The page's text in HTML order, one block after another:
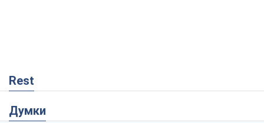
Rest
Думки